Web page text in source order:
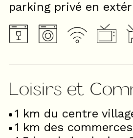
parking privé en
Loisirs et
1 km du centre
1 km des commerces